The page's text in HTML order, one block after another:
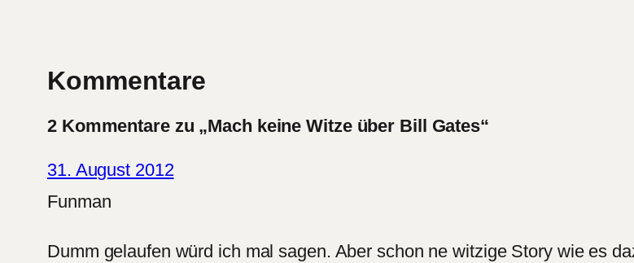
Kommentare
2 Kommentare zu „Mach keine Witze über Bill Gates“
31. August 2012
Funman
Dumm gelaufen würd ich mal sagen. Aber schon ne witzige Story wie es